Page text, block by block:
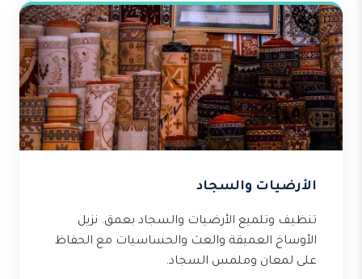
الأرضيات والسجاد
تنظيف وتلميع الأرضيات والسجاد بعمق. نزيل
الأوساخ العميقة والعث والحساسيات مع الحفاظ
على لمعان وملمس السجاد.